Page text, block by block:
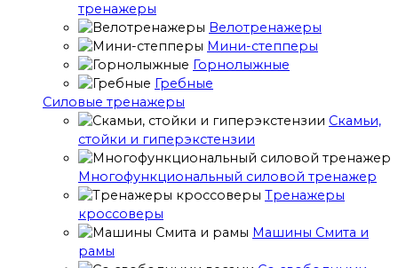
тренажеры
Велотренажеры
Мини-степперы
Горнолыжные
Гребные
Cиловые тренажеры
Скамьи,
стойки и гиперэкстензии
Многофункциональный силовой тренажер
Тренажеры
кроссоверы
Машины Смита и
рамы